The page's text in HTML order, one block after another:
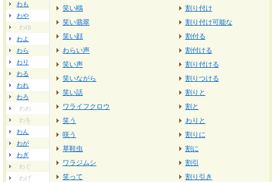
わも
わや
わゆ
わよ
わら
わり
わる
われ
わろ
わわ
わを
わん
わが
わぎ
わぐ
わげ
笑い鴎
笑い翡翠
笑い顔
わらい声
笑い声
笑いながら
笑い話
ワライフクロウ
笑う
咲う
草鞋虫
ワラジムシ
笑って
割り付け
割り付け可能な
割付る
割付ける
割り付ける
割りつける
割りと
割と
わりと
割りに
割に
割引
割り引き